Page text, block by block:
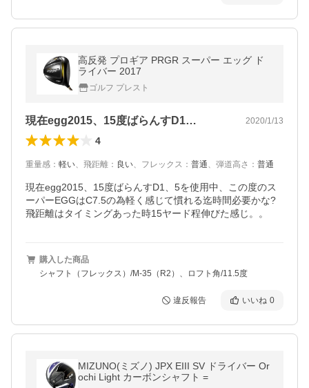
高反発 プロギア PRGR スーパー エッグ ド
ライバー 2017
ゴルフ プレスト
現在egg2015、15度ばらんすD1… 2020/1/13
4
重量感 ： 軽い、 飛距離 ： 良い、 フレックス ： 普通、 弾道高さ ： 普通
現在egg2015、15度ばらんすD1、5を使用中、この度のス
ーパーEGGはC7.5の為軽く感じて慣れる迄時間必要かな?
飛距離はタイミングあった時15ヤード程伸びた感じ。。
購入した商品
シャフト（フレックス）/M-35（R2）、ロフト角/11.5度
違反報告 いいね 0
MIZUNO(ミズノ) JPX EIII SV ドライバー Or
ochi Light カーボンシャフト =